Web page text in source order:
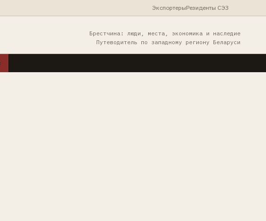
ЭкспортерыРезиденты СЭЗ
Брестчина: люди, места, экономика и наследие
Путеводитель по западному региону Беларуси